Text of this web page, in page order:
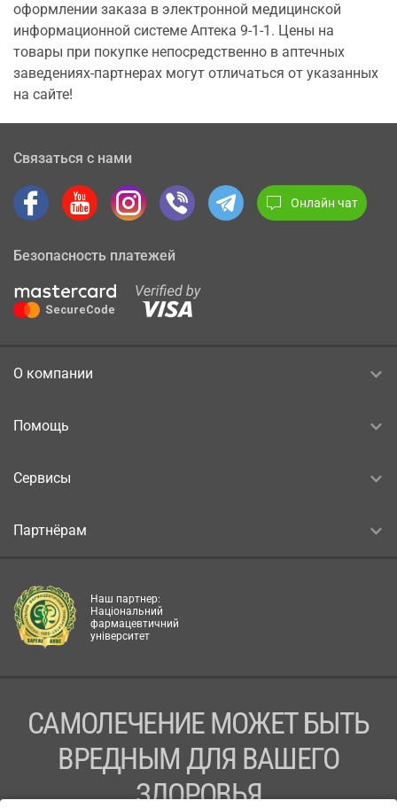
оформлении заказа в электронной медицинской
информационной системе Аптека 9-1-1. Цены на
товары при покупке непосредственно в аптечных
заведениях-партнерах могут отличаться от указанных
на сайте!
Связаться с нами
Онлайн чат
Безопасность платежей
О компании
Помощь
Сервисы
Партнёрам
Наш партнер:
Національний
фармацевтичний
університет
САМОЛЕЧЕНИЕ МОЖЕТ БЫТЬ
ВРЕДНЫМ ДЛЯ ВАШЕГО
ЗДОРОВЬЯ